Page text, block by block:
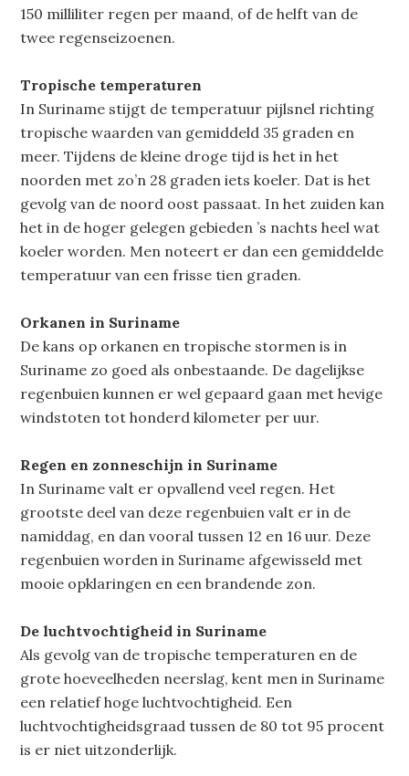
150 milliliter regen per maand, of de helft van de
twee regenseizoenen.
Tropische temperaturen
In Suriname stijgt de temperatuur pijlsnel richting
tropische waarden van gemiddeld 35 graden en
meer. Tijdens de kleine droge tijd is het in het
noorden met zo’n 28 graden iets koeler. Dat is het
gevolg van de noord oost passaat. In het zuiden kan
het in de hoger gelegen gebieden ’s nachts heel wat
koeler worden. Men noteert er dan een gemiddelde
temperatuur van een frisse tien graden.
Orkanen in Suriname
De kans op orkanen en tropische stormen is in
Suriname zo goed als onbestaande. De dagelijkse
regenbuien kunnen er wel gepaard gaan met hevige
windstoten tot honderd kilometer per uur.
Regen en zonneschijn in Suriname
In Suriname valt er opvallend veel regen. Het
grootste deel van deze regenbuien valt er in de
namiddag, en dan vooral tussen 12 en 16 uur. Deze
regenbuien worden in Suriname afgewisseld met
mooie opklaringen en een brandende zon.
De luchtvochtigheid in Suriname
Als gevolg van de tropische temperaturen en de
grote hoeveelheden neerslag, kent men in Suriname
een relatief hoge luchtvochtigheid. Een
luchtvochtigheidsgraad tussen de 80 tot 95 procent
is er niet uitzonderlijk.